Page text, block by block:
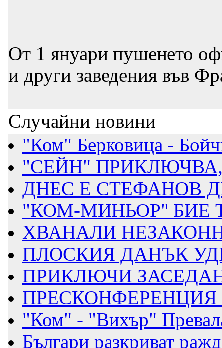
От 1 януари пушенето
и други заведения във
Случайни новини
"Ком" Берковица -
"СЕЙН"
ДНЕС Е СТЕФАНОВ
"КОМ-МИНЬОР" БИЕ
ХВАНАЛИ
ПЛОСКИЯ ДАНЪК
ПРИКЛЮЧИ
ПРЕСКОНФЕРЕНЦИЯ
"Ком" - "Вихър"
Българи разкриват